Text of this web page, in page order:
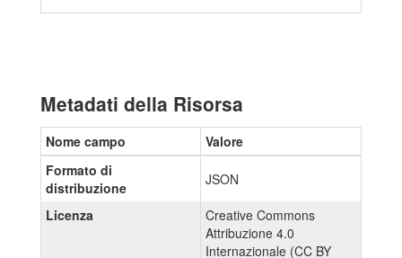
Metadati della Risorsa
Nome campo
Valore
Formato di
distribuzione
JSON
Licenza
Creative Commons
Attribuzione 4.0
Internazionale (CC BY